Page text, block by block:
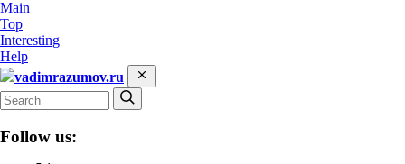
Main
Top
Interesting
Help
vadimrazumov.ru
Follow us: